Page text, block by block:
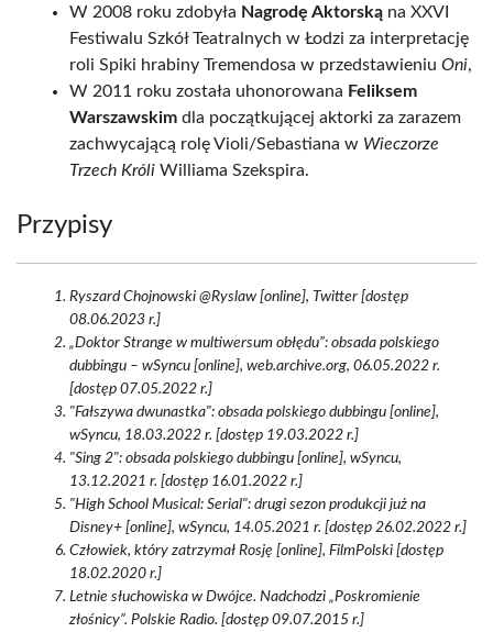
W 2008 roku zdobyła Nagrodę Aktorską na XXVI
Festiwalu Szkół Teatralnych w Łodzi za interpretację
roli Spiki hrabiny Tremendosa w przedstawieniu Oni,
W 2011 roku została uhonorowana Feliksem
Warszawskim dla początkującej aktorki za zarazem
zachwycającą rolę Violi/Sebastiana w Wieczorze
Trzech Króli Williama Szekspira.
Przypisy
Ryszard Chojnowski @Ryslaw [online], Twitter [dostęp
08.06.2023 r.]
„Doktor Strange w multiwersum obłędu”: obsada polskiego
dubbingu – wSyncu [online], web.archive.org, 06.05.2022 r.
[dostęp 07.05.2022 r.]
"Fałszywa dwunastka": obsada polskiego dubbingu [online],
wSyncu, 18.03.2022 r. [dostęp 19.03.2022 r.]
"Sing 2": obsada polskiego dubbingu [online], wSyncu,
13.12.2021 r. [dostęp 16.01.2022 r.]
"High School Musical: Serial": drugi sezon produkcji już na
Disney+ [online], wSyncu, 14.05.2021 r. [dostęp 26.02.2022 r.]
Człowiek, który zatrzymał Rosję [online], FilmPolski [dostęp
18.02.2020 r.]
Letnie słuchowiska w Dwójce. Nadchodzi „Poskromienie
złośnicy”. Polskie Radio. [dostęp 09.07.2015 r.]